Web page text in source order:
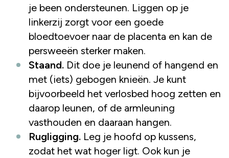
je been ondersteunen. Liggen op je
linkerzij zorgt voor een goede
bloedtoevoer naar de placenta en kan de
persweeën sterker maken.
Staand. Dit doe je leunend of hangend en
met (iets) gebogen knieën. Je kunt
bijvoorbeeld het verlosbed hoog zetten en
daarop leunen, of de armleuning
vasthouden en daaraan hangen.
Rugligging. Leg je hoofd op kussens,
zodat het wat hoger ligt. Ook kun je